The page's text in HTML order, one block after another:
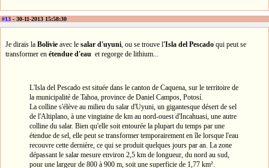
#13 - 30-11-2013 15:58:30
Je dirais la Bolivie avec le salar d'uyuni, ou se trouve l'Isla del Pescado qui peut se
transformer en étendue d'eau et regorge de lithium...
L'Isla del Pescado est située dans le canton de Caquena, sur le territoire de
la municipalité de Tahoa, province de Daniel Campos, Potosí.
La colline s'élève au milieu du salar d'Uyuni, un gigantesque désert de sel
de l'Altiplano, à une vingtaine de km au nord-ouest d'Incahuasi, une autre
colline du salar. Bien qu'elle soit entourée la plupart du temps par une
étendue de sel, elle peut se transformer temporairement en île lorsque l'eau
recouvre cette dernière, ce qui se produit quelques jours par an. La zone
dépassant le salar mesure environ 2,5 km de longueur, du nord au sud,
pour une largeur de 800 à 900 m, soit une superficie de 1,77 km².